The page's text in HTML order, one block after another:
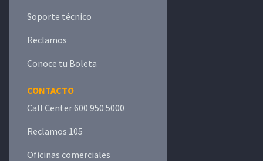
Soporte técnico
Reclamos
Conoce tu Boleta
CONTACTO
Call Center 600 950 5000
Reclamos 105
Oficinas comerciales